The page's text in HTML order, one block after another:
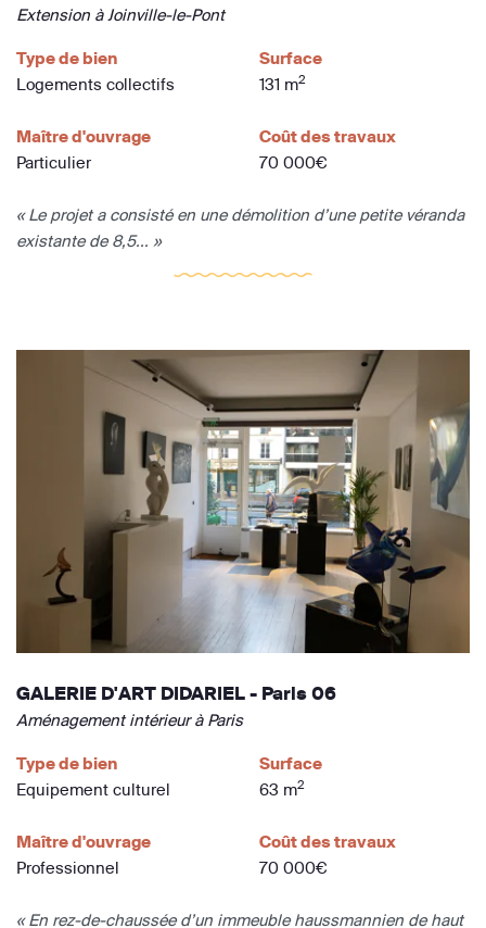
Extension à Joinville-le-Pont
Type de bien
Logements collectifs
Surface
131 m2
Maître d'ouvrage
Particulier
Coût des travaux
70 000€
« Le projet a consisté en une démolition d’une petite véranda
existante de 8,5... »
GALERIE D'ART DIDARIEL - Paris 06
Aménagement intérieur à Paris
Type de bien
Equipement culturel
Surface
63 m2
Maître d'ouvrage
Professionnel
Coût des travaux
70 000€
« En rez-de-chaussée d’un immeuble haussmannien de haut